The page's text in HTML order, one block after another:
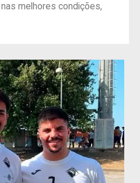
melhores condições,